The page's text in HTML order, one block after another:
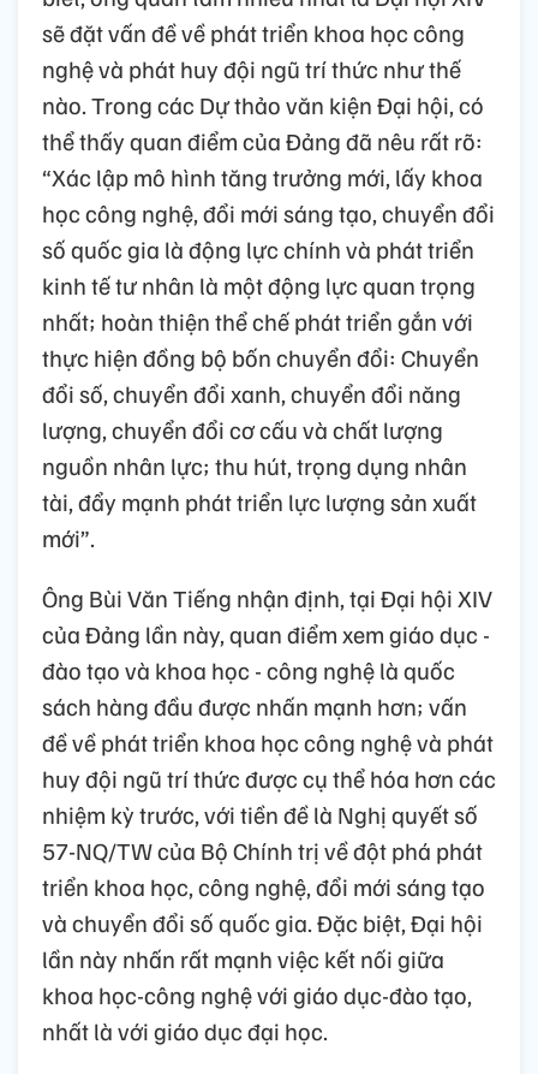
sẽ đặt vấn đề về phát triển khoa học công
nghệ và phát huy đội ngũ trí thức như thế
nào. Trong các Dự thảo văn kiện Đại hội, có
thể thấy quan điểm của Đảng đã nêu rất rõ:
“Xác lập mô hình tăng trưởng mới, lấy khoa
học công nghệ, đổi mới sáng tạo, chuyển đổi
số quốc gia là động lực chính và phát triển
kinh tế tư nhân là một động lực quan trọng
nhất; hoàn thiện thể chế phát triển gắn với
thực hiện đồng bộ bốn chuyển đổi: Chuyển
đổi số, chuyển đổi xanh, chuyển đổi năng
lượng, chuyển đổi cơ cấu và chất lượng
nguồn nhân lực; thu hút, trọng dụng nhân
tài, đẩy mạnh phát triển lực lượng sản xuất
mới”.
Ông Bùi Văn Tiếng nhận định, tại Đại hội XIV
của Đảng lần này, quan điểm xem giáo dục -
đào tạo và khoa học - công nghệ là quốc
sách hàng đầu được nhấn mạnh hơn; vấn
đề về phát triển khoa học công nghệ và phát
huy đội ngũ trí thức được cụ thể hóa hơn các
nhiệm kỳ trước, với tiền đề là Nghị quyết số
57-NQ/TW của Bộ Chính trị về đột phá phát
triển khoa học, công nghệ, đổi mới sáng tạo
và chuyển đổi số quốc gia. Đặc biệt, Đại hội
lần này nhấn rất mạnh việc kết nối giữa
khoa học-công nghệ với giáo dục-đào tạo,
nhất là với giáo dục đại học.